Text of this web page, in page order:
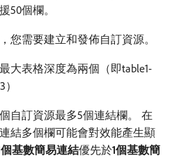
50個欄。
您需要建立和發佈自訂資源。
大表格深度為兩個（即table1-
自訂資源最多5個連結欄。 在
結多個欄可能會對效能產生顯
個基數簡易連結​優先於​1個基數簡